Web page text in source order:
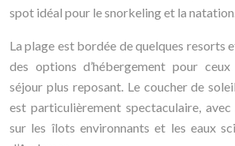
spot idéal pour le snorkeling et la
La plage est bordée de quelques resorts
des options d’hébergement pour
séjour plus reposant. Le coucher de
est particulièrement spectaculaire,
sur les îlots environnants et les eaux